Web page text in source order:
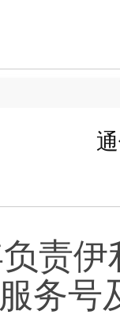
负责
务号